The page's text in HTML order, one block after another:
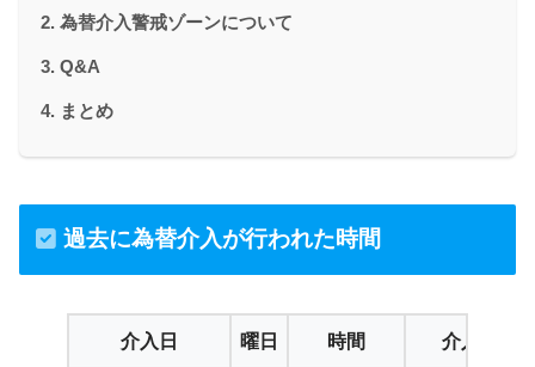
為替介入警戒ゾーンについて
Q&A
まとめ
過去に為替介入が行われた時間
介入日 曜日 時間 介入額